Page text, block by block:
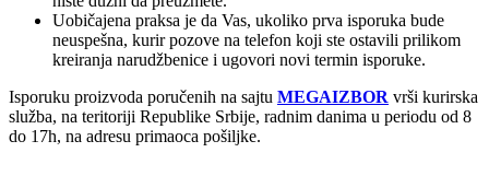
Uobičajena praksa je da Vas, ukoliko prva isporuka bude
neuspešna, kurir pozove na telefon koji ste ostavili prilikom
kreiranja narudžbenice i ugovori novi termin isporuke.
Isporuku proizvoda poručenih na sajtu MEGAIZBOR vrši kurirska
služba, na teritoriji Republike Srbije, radnim danima u periodu od 8
do 17h, na adresu primaoca pošiljke.